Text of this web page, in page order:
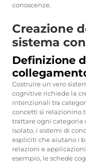
conoscenze.
Creazione
sistema
Definizione
Costruire un vero
cognitive richiede la
intenzionali tra
concetti si relazionino
trattare ogni
isolato, i sistemi di
espliciti che aiutano i
relazioni e
esempio, le schede